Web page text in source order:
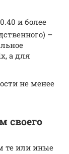
и более
–
а для
не менее
своего
те или иные